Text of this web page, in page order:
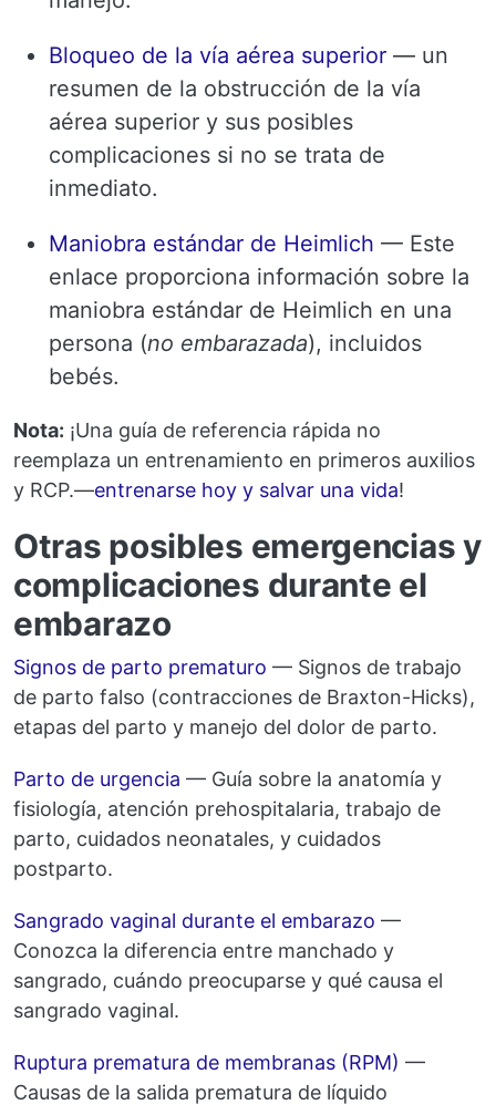
Bloqueo de la vía aérea superior — un
resumen de la obstrucción de la vía
aérea superior y sus posibles
complicaciones si no se trata de
inmediato.
Maniobra estándar de Heimlich — Este
enlace proporciona información sobre la
maniobra estándar de Heimlich en una
persona (no embarazada), incluidos
bebés.
Nota: ¡Una guía de referencia rápida no
reemplaza un entrenamiento en primeros auxilios
y RCP.—entrenarse hoy y salvar una vida!
Otras posibles emergencias y
complicaciones durante el
embarazo
Signos de parto prematuro — Signos de trabajo
de parto falso (contracciones de Braxton-Hicks),
etapas del parto y manejo del dolor de parto.
Parto de urgencia — Guía sobre la anatomía y
fisiología, atención prehospitalaria, trabajo de
parto, cuidados neonatales, y cuidados
postparto.
Sangrado vaginal durante el embarazo —
Conozca la diferencia entre manchado y
sangrado, cuándo preocuparse y qué causa el
sangrado vaginal.
Ruptura prematura de membranas (RPM) —
Causas de la salida prematura de líquido